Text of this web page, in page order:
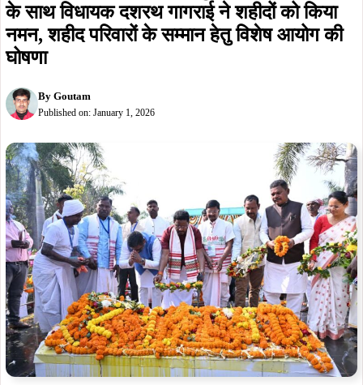
खरसावां शहीद दिवस 2026: मुख्यमंत्री हेमंत सोरेन
के साथ विधायक दशरथ गागराई ने शहीदों को किया
नमन, शहीद परिवारों के सम्मान हेतु विशेष आयोग की
घोषणा
ByGoutam
Published on:January 1, 2026